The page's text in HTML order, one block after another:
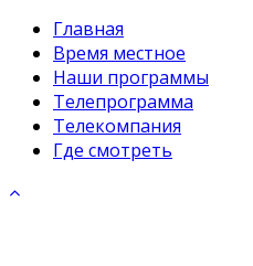
Главная
Время местное
Наши программы
Телепрограмма
Телекомпания
Где смотреть